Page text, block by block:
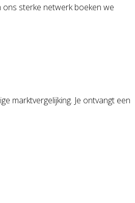
sterke netwerk boeken we
marktvergelijking. Je ontvangt een